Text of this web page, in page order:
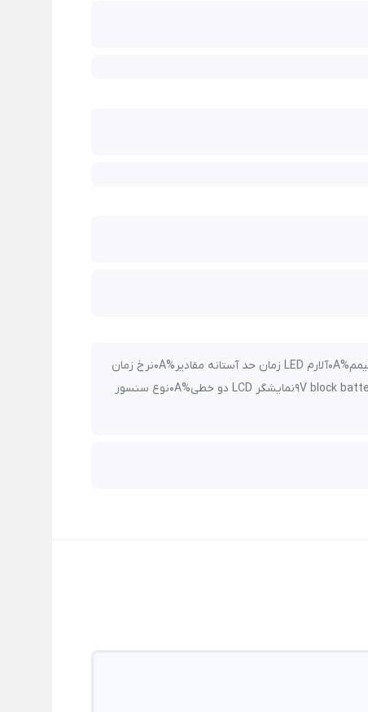
قابلیت محاسبه دمای نقطه شبنم %0Aنمایش مقادیر ماکزیمم/ مینیمم%0Aآلارم LED زمان حد آستانه مقادیر%0Aنرخ زمان
اندازه گیری : 18 ثانیه%0Aبدنه مقاوم ABS%0Aباطری : 9V block battery, 6F22%0Aنمایشگر LCD دو خطی%0Aنوع سنسور